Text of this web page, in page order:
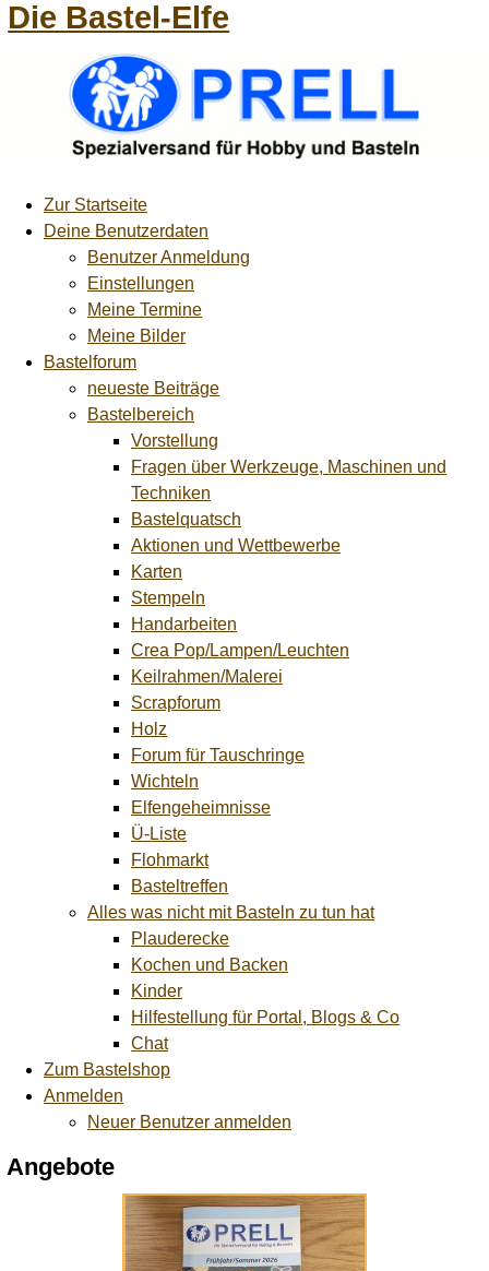
Die Bastel-Elfe
Zur Startseite
Deine Benutzerdaten
Benutzer Anmeldung
Einstellungen
Meine Termine
Meine Bilder
Bastelforum
neueste Beiträge
Bastelbereich
Vorstellung
Fragen über Werkzeuge, Maschinen und
Techniken
Bastelquatsch
Aktionen und Wettbewerbe
Karten
Stempeln
Handarbeiten
Crea Pop/Lampen/Leuchten
Keilrahmen/Malerei
Scrapforum
Holz
Forum für Tauschringe
Wichteln
Elfengeheimnisse
Ü-Liste
Flohmarkt
Basteltreffen
Alles was nicht mit Basteln zu tun hat
Plauderecke
Kochen und Backen
Kinder
Hilfestellung für Portal, Blogs & Co
Chat
Zum Bastelshop
Anmelden
Neuer Benutzer anmelden
Angebote